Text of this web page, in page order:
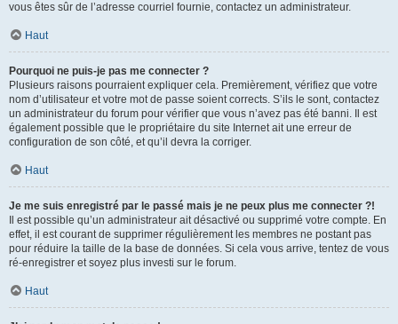
vous êtes sûr de l’adresse courriel fournie, contactez un administrateur.
Haut
Pourquoi ne puis-je pas me connecter ?
Plusieurs raisons pourraient expliquer cela. Premièrement, vérifiez que votre
nom d’utilisateur et votre mot de passe soient corrects. S’ils le sont, contactez
un administrateur du forum pour vérifier que vous n’avez pas été banni. Il est
également possible que le propriétaire du site Internet ait une erreur de
configuration de son côté, et qu’il devra la corriger.
Haut
Je me suis enregistré par le passé mais je ne peux plus me connecter ?!
Il est possible qu’un administrateur ait désactivé ou supprimé votre compte. En
effet, il est courant de supprimer régulièrement les membres ne postant pas
pour réduire la taille de la base de données. Si cela vous arrive, tentez de vous
ré-enregistrer et soyez plus investi sur le forum.
Haut